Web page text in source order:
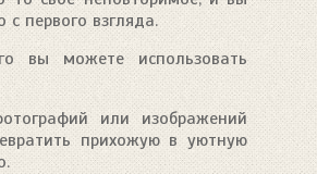
с первого взгляда.
вы можете использовать
или изображений
прихожую в уютную